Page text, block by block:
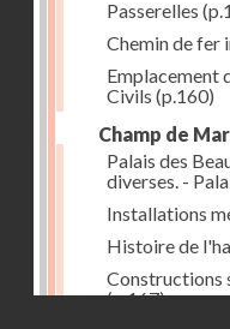
Passerelles
Chemin de fer
Emplacement
Civils (p.160)
Champ de
Palais des
diverses. -
Installations
Histoire de
Constructions
(p.167)